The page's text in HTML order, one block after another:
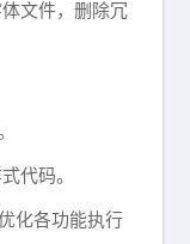
文件，删除冗
代码。
化各功能执行